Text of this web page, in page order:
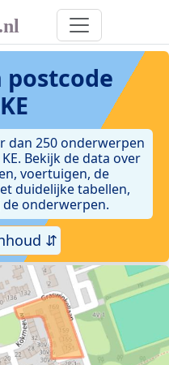
dan 250 onderwerpen
Bekijk de data over
voertuigen, de
duidelijke tabellen,
onderwerpen.
⇵